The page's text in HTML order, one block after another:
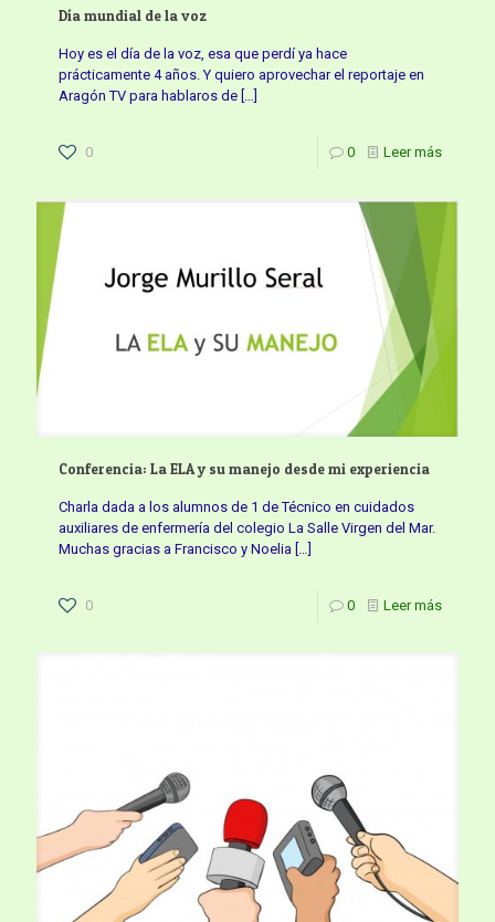
Día mundial de la voz
Hoy es el día de la voz, esa que perdí ya hace
prácticamente 4 años. Y quiero aprovechar el reportaje en
Aragón TV para hablaros de […]
0 0 Leer más
Conferencia: La ELA y su manejo desde mi experiencia
Charla dada a los alumnos de 1 de Técnico en cuidados
auxiliares de enfermería del colegio La Salle Virgen del Mar.
Muchas gracias a Francisco y Noelia […]
0 0 Leer más